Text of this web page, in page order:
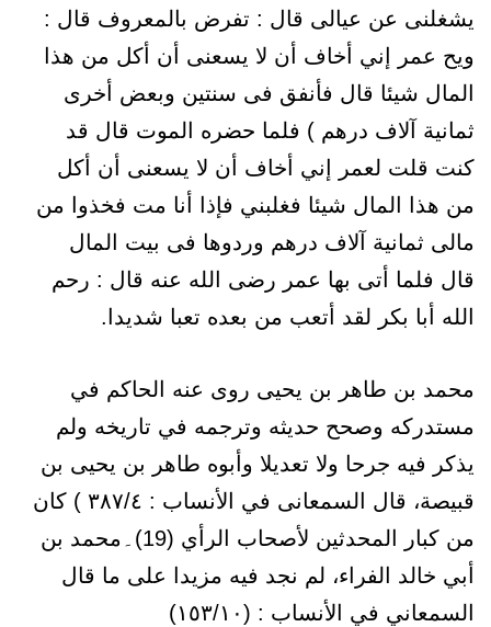
يشغلنى عن عيالى قال : تفرض بالمعروف قال :
ويح عمر إني أخاف أن لا يسعنى أن أكل من هذا
المال شيئا قال فأنفق فى سنتين وبعض أخرى
ثمانية آلاف درهم ) فلما حضره الموت قال قد
كنت قلت لعمر إني أخاف أن لا يسعنى أن أكل
من هذا المال شيئا فغلبني فإذا أنا مت فخذوا من
مالى ثمانية آلاف درهم وردوها فى بيت المال
قال فلما أتى بها عمر رضى الله عنه قال : رحم
الله أبا بكر لقد أتعب من بعده تعبا شديدا.
محمد بن طاهر بن يحيى روى عنه الحاكم في
مستدركه وصحح حديثه وترجمه في تاريخه ولم
يذكر فيه جرحا ولا تعديلا وأبوه طاهر بن يحيى بن
قبيصة، قال السمعانى في الأنساب : ٣٨٧/٤ ) كان
من كبار المحدثين لأصحاب الرأي (19)۔محمد بن
أبي خالد الفراء، لم نجد فيه مزيدا على ما قال
السمعاني في الأنساب : (١٥٣/١٠)